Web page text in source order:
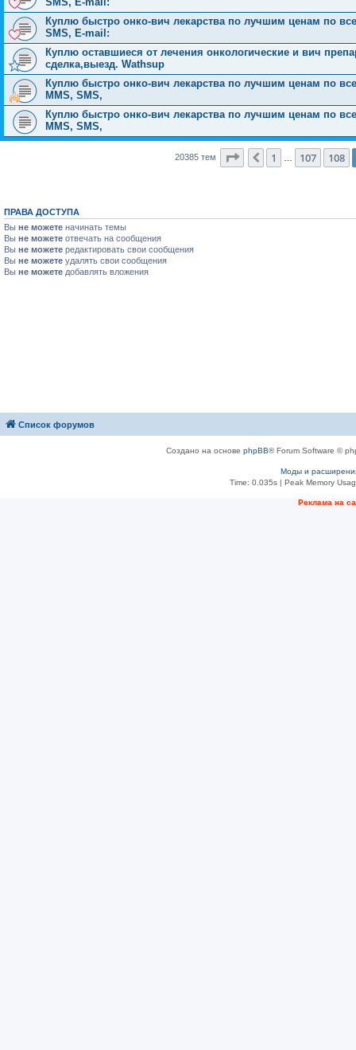
Куплю быстро онко-вич лекарства по лучшим ценам по
SMS, E-mail:
Куплю оставшиеся от лечения онкологические и вич
сделка,выезд. Wathsup
Куплю быстро онко-вич лекарства по лучшим ценам по
MMS, SMS,
Куплю быстро онко-вич лекарства по лучшим ценам по
MMS, SMS,
20385 тем Страница 109из 816
Пред.
1 107 108
ПРАВА ДОСТУПА
Вы не можете начинать темы
Вы не можете отвечать на сообщения
Вы не можете редактировать свои сообщения
Вы не можете удалять свои сообщения
Вы не можете добавлять вложения
Список форумов
Создано на основе phpBB® Forum Software ©
Моды и
Time: 0.035s| Peak Memory
Рeклама на